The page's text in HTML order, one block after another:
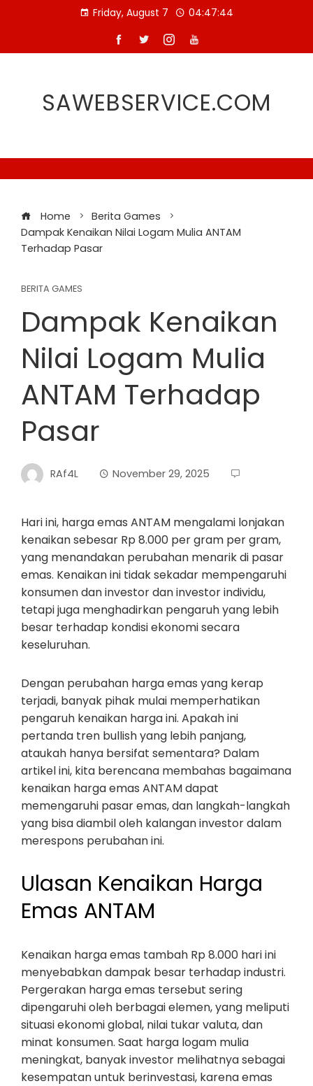
Friday, August 7 04:47:44
SAWEBSERVICE.COM
Home
Berita Games
Dampak Kenaikan Nilai Logam Mulia ANTAM
Terhadap Pasar
BERITA GAMES
Dampak Kenaikan
Nilai Logam Mulia
ANTAM Terhadap
Pasar
RAf4L November 29, 2025
Hari ini, harga emas ANTAM mengalami lonjakan
kenaikan sebesar Rp 8.000 per gram per gram,
yang menandakan perubahan menarik di pasar
emas. Kenaikan ini tidak sekadar mempengaruhi
konsumen dan investor dan investor individu,
tetapi juga menghadirkan pengaruh yang lebih
besar terhadap kondisi ekonomi secara
keseluruhan.
Dengan perubahan harga emas yang kerap
terjadi, banyak pihak mulai memperhatikan
pengaruh kenaikan harga ini. Apakah ini
pertanda tren bullish yang lebih panjang,
ataukah hanya bersifat sementara? Dalam
artikel ini, kita berencana membahas bagaimana
kenaikan harga emas ANTAM dapat
memengaruhi pasar emas, dan langkah-langkah
yang bisa diambil oleh kalangan investor dalam
merespons perubahan ini.
Ulasan Kenaikan Harga
Emas ANTAM
Kenaikan harga emas tambah Rp 8.000 hari ini
menyebabkan dampak besar terhadap industri.
Pergerakan harga emas tersebut sering
dipengaruhi oleh berbagai elemen, yang meliputi
situasi ekonomi global, nilai tukar valuta, dan
minat konsumen. Saat harga logam mulia
meningkat, banyak investor melihatnya sebagai
kesempatan untuk berinvestasi, karena emas